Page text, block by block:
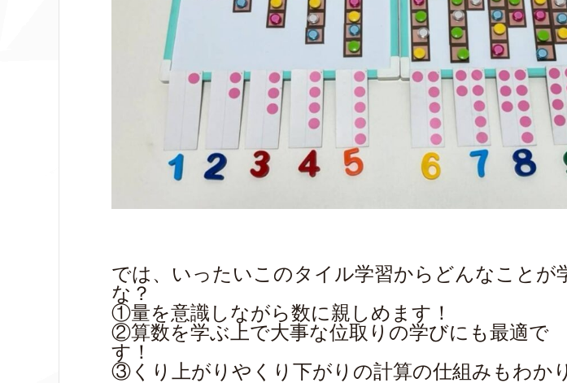
では、いったいこのタイル学習からどんなことが
な？
①量を意識しながら数に親しめます！
②算数を学ぶ上で大事な位取りの学びにも最適で
す！
③くり上がりやくり下がりの計算の仕組みもわか